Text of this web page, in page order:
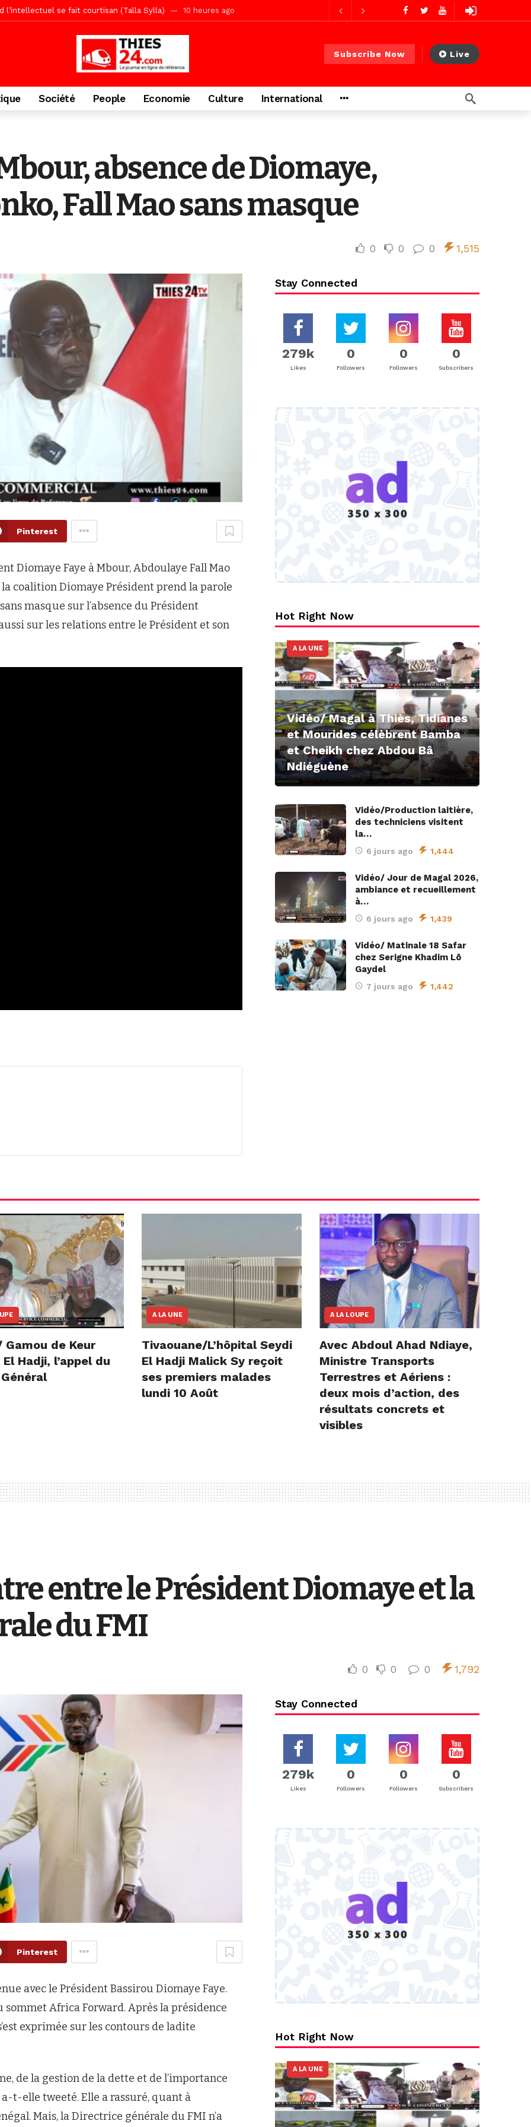
des populations de Pambal 1 jour ago
Moustapha SAMB Responsable de la formation doctorale au Cesti)
bénéficiaires de non-lieu et des prévenus renvoyés en procès
9.651 passagers, l’équivalent de 600 minibus 2 jours ago
de Thiès, du dernier train en provenance de Touba 2 jours ago
REK » au parti KIIRAY – Les Patriotes Républicains 10 heures ago
Subscribe Now Live
Société People Economie Culture International
absence de Diomaye,
Fall Mao sans masque
0 0 0 1,515
Pinterest
Diomaye Faye à Mbour, Abdoulaye Fall Mao
coalition Diomaye Président prend la parole
masque sur l’absence du Président
sur les relations entre le Président et son
Stay Connected
279k
Likes
0
Followers
0
Followers
0
Subscribers
Hot Right Now
A LA UNE
Vidéo/ Magal à Thiès, Tidianes
et Mourides célèbrent Bamba
et Cheikh chez Abdou Bâ
Ndiéguène
Vidéo/Production laitière,
des techniciens visitent
la…
6 jours ago 1,444
Vidéo/ Jour de Magal 2026,
ambiance et recueillement
à…
6 jours ago 1,439
Vidéo/ Matinale 18 Safar
chez Serigne Khadim Lô
Gaydel
7 jours ago 1,442
Gamou de Keur
Hadji, l’appel du
A LA UNE
Tivaouane/L’hôpital Seydi
El Hadji Malick Sy reçoit
ses premiers malades
lundi 10 Août
A LA LOUPE
Avec Abdoul Ahad Ndiaye,
Ministre Transports
Terrestres et Aériens :
deux mois d’action, des
résultats concrets et
visibles
entre le Président Diomaye et la
du FMI
0 0 0 1,792
Pinterest
avec le Président Bassirou Diomaye Faye.
Africa Forward. Après la présidence
exprimée sur les contours de ladite
de la gestion de la dette et de l’importance
t-elle tweeté. Elle a rassuré, quant à
Mais, la Directrice générale du FMI n’a
Stay Connected
279k
Likes
0
Followers
0
Followers
0
Subscribers
Hot Right Now
A LA UNE